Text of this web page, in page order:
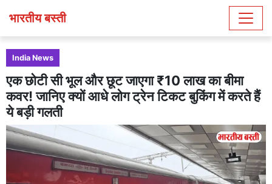
भारतीय बस्ती
India News
एक छोटी सी भूल और छूट जाएगा ₹10 लाख का बीमा
कवर! जानिए क्यों आधे लोग ट्रेन टिकट बुकिंग में करते हैं
ये बड़ी गलती